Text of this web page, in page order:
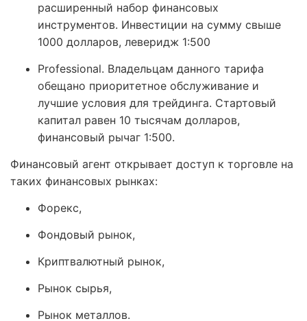
расширенный набор финансовых
инструментов. Инвестиции на сумму свыше
1000 долларов, леверидж 1:500
Professional. Владельцам данного тарифа
обещано приоритетное обслуживание и
лучшие условия для трейдинга. Стартовый
капитал равен 10 тысячам долларов,
финансовый рычаг 1:500.
Финансовый агент открывает доступ к торговле на
таких финансовых рынках:
Форекс,
Фондовый рынок,
Криптвалютный рынок,
Рынок сырья,
Рынок металлов.